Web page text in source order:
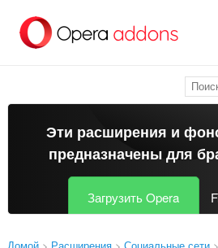
перейти
Эти расширения и
предназначены для
Загрузить Opera